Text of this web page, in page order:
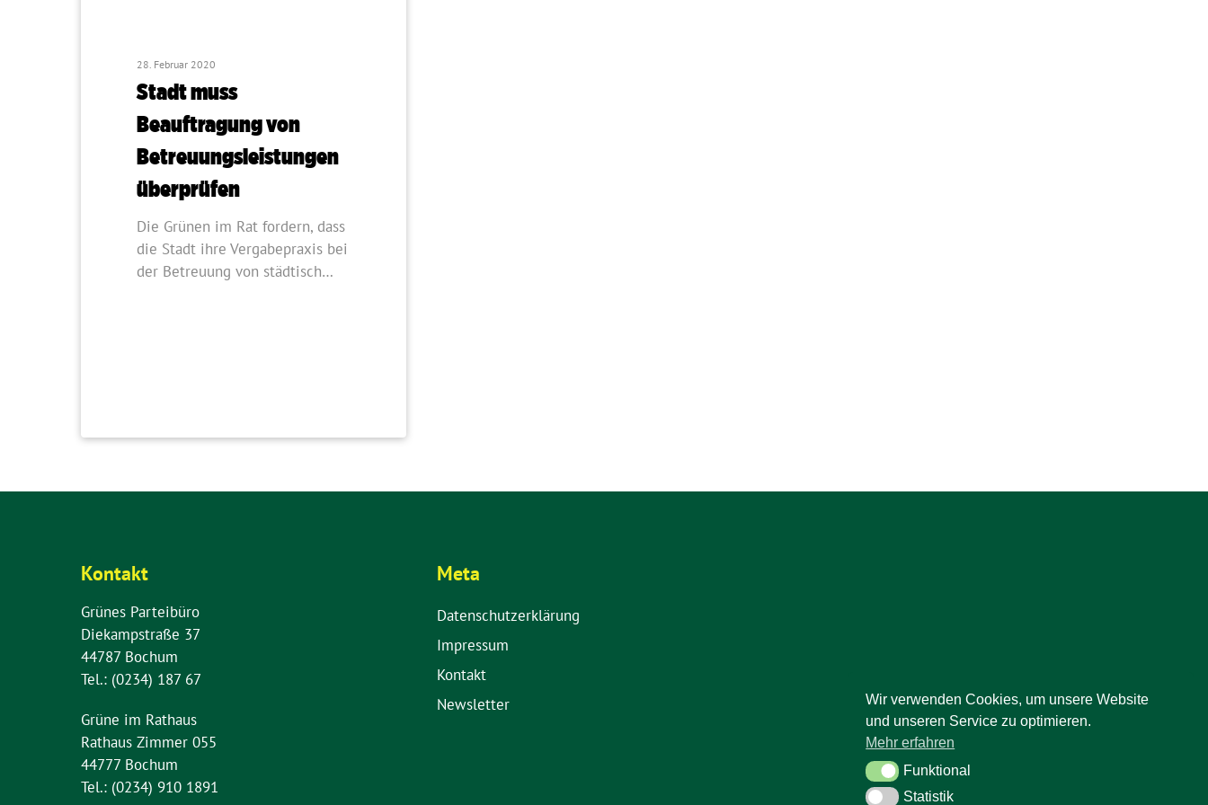
28. Februar 2020
Stadt muss
Beauftragung von
Betreuungsleistungen
überprüfen
Die Grünen im Rat fordern, dass
die Stadt ihre Vergabepraxis bei
der Betreuung von städtisch…
Kontakt
Grünes Parteibüro
Diekampstraße 37
44787 Bochum
Tel.: (0234) 187 67
Grüne im Rathaus
Rathaus Zimmer 055
44777 Bochum
Tel.: (0234) 910 1891
Meta
Datenschutzerklärung
Impressum
Kontakt
Newsletter
Wir verwenden Cookies, um unsere Website
und unseren Service zu optimieren.
Mehr erfahren
FunktionalFunktional
StatistikStatistik